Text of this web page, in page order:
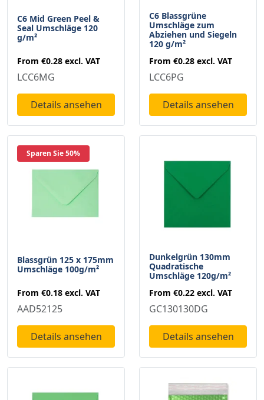
C6 Mid Green Peel &
Seal Umschläge 120
g/m²
From €0.28 excl. VAT
LCC6MG
Details ansehen
C6 Blassgrüne
Umschläge zum
Abziehen und Siegeln
120 g/m²
From €0.28 excl. VAT
LCC6PG
Details ansehen
Sparen Sie 50%
Blassgrün 125 x 175mm
Umschläge 100g/m²
From €0.18 excl. VAT
AAD52125
Details ansehen
Dunkelgrün 130mm
Quadratische
Umschläge 120g/m²
From €0.22 excl. VAT
GC130130DG
Details ansehen